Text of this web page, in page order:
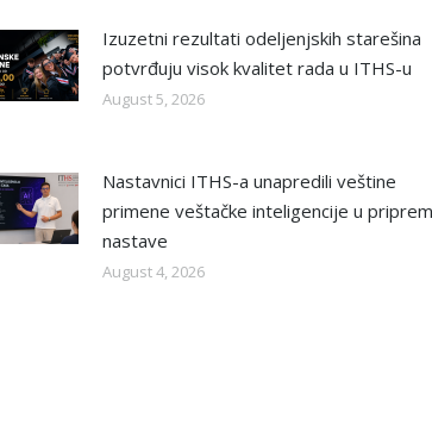
Izuzetni rezultati odeljenjskih starešina
potvrđuju visok kvalitet rada u ITHS-u
August 5, 2026
Nastavnici ITHS-a unapredili veštine
primene veštačke inteligencije u
nastave
August 4, 2026